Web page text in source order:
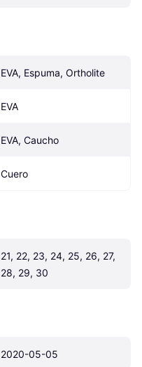
EVA, Espuma, Ortholite
EVA
EVA, Caucho
Cuero
21, 22, 23, 24, 25, 26, 27,
28, 29, 30
2020-05-05